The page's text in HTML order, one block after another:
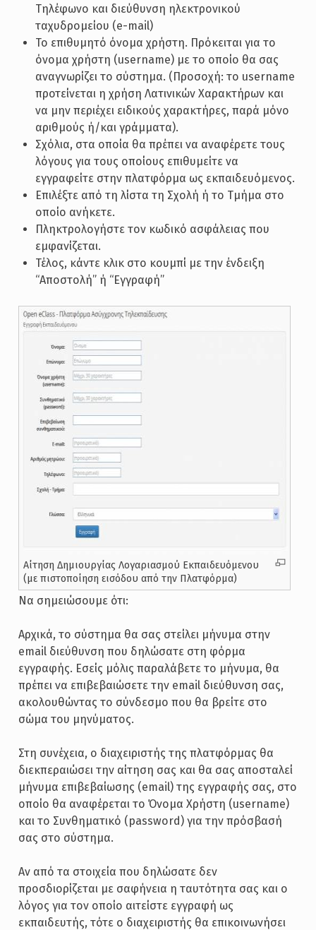
Τηλέφωνο και διεύθυνση ηλεκτρονικού
ταχυδρομείου (e-mail)
Το επιθυμητό όνομα χρήστη. Πρόκειται για το
όνομα χρήστη (username) με το οποίο θα σας
αναγνωρίζει το σύστημα. (Προσοχή: το username
προτείνεται η χρήση Λατινικών Χαρακτήρων και
να μην περιέχει ειδικούς χαρακτήρες, παρά μόνο
αριθμούς ή/και γράμματα).
Σχόλια, στα οποία θα πρέπει να αναφέρετε τους
λόγους για τους οποίους επιθυμείτε να
εγγραφείτε στην πλατφόρμα ως εκπαιδευόμενος.
Επιλέξτε από τη λίστα τη Σχολή ή το Τμήμα στο
οποίο ανήκετε.
Πληκτρολογήστε τον κωδικό ασφάλειας που
εμφανίζεται.
Τέλος, κάντε κλικ στο κουμπί με την ένδειξη
“Αποστολή” ή “Εγγραφή”
Αίτηση Δημιουργίας Λογαριασμού Εκπαιδευόμενου
(με πιστοποίηση εισόδου από την Πλατφόρμα)
Να σημειώσουμε ότι:
Αρχικά, το σύστημα θα σας στείλει μήνυμα στην
email διεύθυνση που δηλώσατε στη φόρμα
εγγραφής. Εσείς μόλις παραλάβετε το μήνυμα, θα
πρέπει να επιβεβαιώσετε την email διεύθυνση σας,
ακολουθώντας το σύνδεσμο που θα βρείτε στο
σώμα του μηνύματος.
Στη συνέχεια, ο διαχειριστής της πλατφόρμας θα
διεκπεραιώσει την αίτηση σας και θα σας αποσταλεί
μήνυμα επιβεβαίωσης (email) της εγγραφής σας, στο
οποίο θα αναφέρεται το Όνομα Χρήστη (username)
και το Συνθηματικό (password) για την πρόσβασή
σας στο σύστημα.
Αν από τα στοιχεία που δηλώσατε δεν
προσδιορίζεται με σαφήνεια η ταυτότητα σας και ο
λόγος για τον οποίο αιτείστε εγγραφή ως
εκπαιδευτής, τότε ο διαχειριστής θα επικοινωνήσει